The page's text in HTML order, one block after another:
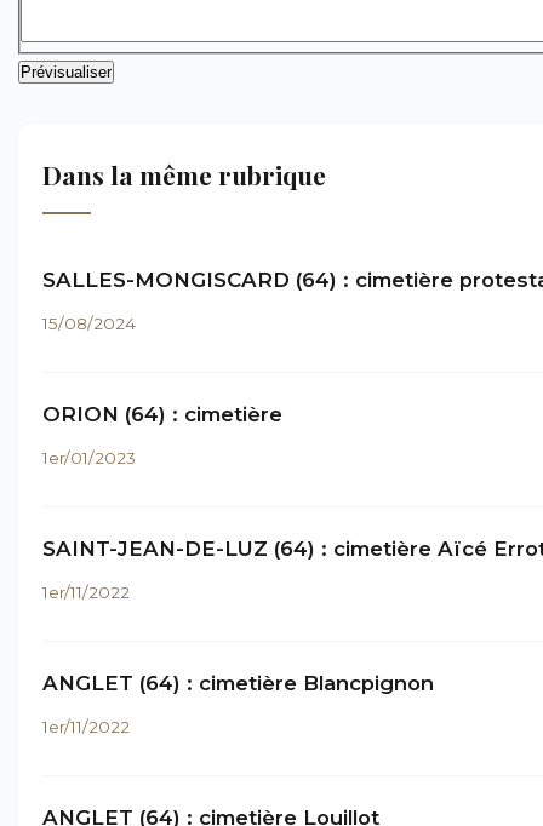
Dans la même rubrique
SALLES-MONGISCARD (64) : cimetière
15/08/2024
ORION (64) : cimetière
1er/01/2023
SAINT-JEAN-DE-LUZ (64) : cimetière Aïcé
1er/11/2022
ANGLET (64) : cimetière Blancpignon
1er/11/2022
ANGLET (64) : cimetière Louillot